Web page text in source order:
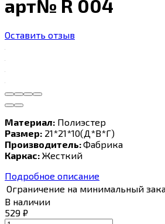
арт№ R 004
Оставить отзыв
Материал: Полиэстер
Размер: 21*21*10(Д*В*Г)
Производитель:Фабрика
Каркас: Жесткий
Подробное описание
Ограничение на минимальный
В наличии
529 ₽